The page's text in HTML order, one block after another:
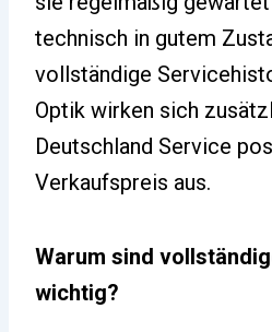
technisch in gutem
vollständige
Optik wirken sich
Deutschland Service
Verkaufspreis aus.
Warum sind
wichtig?